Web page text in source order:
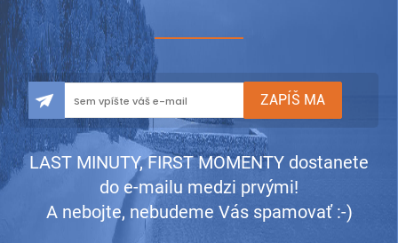
LAST MINUTY, FIRST MOMENTY dostanete
do e-mailu medzi prvými!
A nebojte, nebudeme Vás spamovať :-)